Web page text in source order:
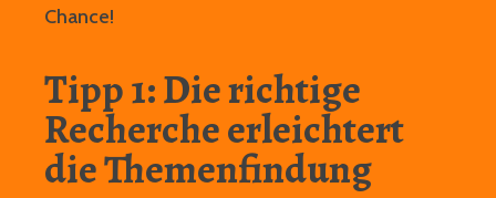
Chance!
Tipp 1: Die richtige
Recherche erleichtert
die Themenfindung